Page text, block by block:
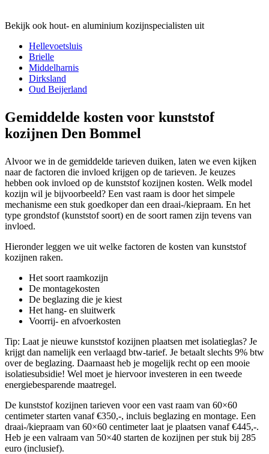
Bekijk ook hout- en aluminium kozijnspecialisten uit
Hellevoetsluis
Brielle
Middelharnis
Dirksland
Oud Beijerland
Gemiddelde kosten voor kunststof
kozijnen Den Bommel
Alvoor we in de gemiddelde tarieven duiken, laten we even kijken
naar de factoren die invloed krijgen op de tarieven. Je keuzes
hebben ook invloed op de kunststof kozijnen kosten. Welk model
kozijn wil je bijvoorbeeld? Een vast raam is door het simpele
mechanisme een stuk goedkoper dan een draai-/kiepraam. En het
type grondstof (kunststof soort) en de soort ramen zijn tevens van
invloed.
Hieronder leggen we uit welke factoren de kosten van kunststof
kozijnen raken.
Het soort raamkozijn
De montagekosten
De beglazing die je kiest
Het hang- en sluitwerk
Voorrij- en afvoerkosten
Tip: Laat je nieuwe kunststof kozijnen plaatsen met isolatieglas? Je
krijgt dan namelijk een verlaagd btw-tarief. Je betaalt slechts 9% btw
over de beglazing. Daarnaast heb je mogelijk recht op een mooie
isolatiesubsidie! Wel moet je hiervoor investeren in een tweede
energiebesparende maatregel.
De kunststof kozijnen tarieven voor een vast raam van 60×60
centimeter starten vanaf €350,-, incluis beglazing en montage. Een
draai-/kiepraam van 60×60 centimeter laat je plaatsen vanaf €445,-.
Heb je een valraam van 50×40 starten de kozijnen per stuk bij 285
euro (inclusief).